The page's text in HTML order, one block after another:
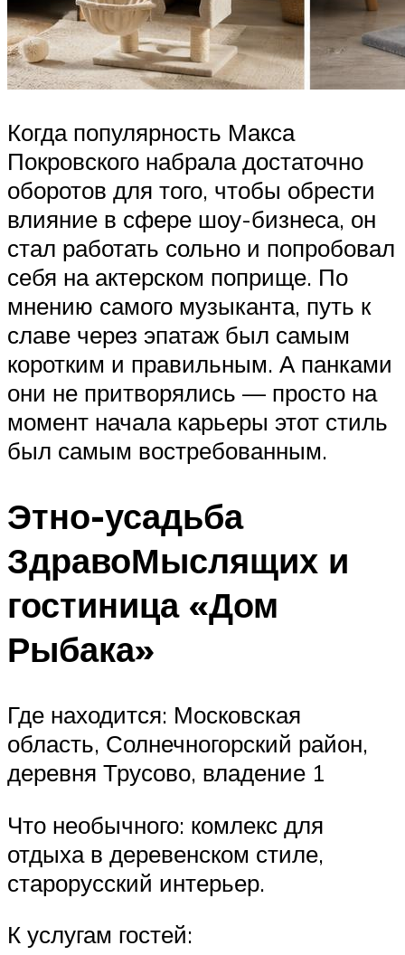
Когда популярность Макса
Покровского набрала достаточно
оборотов для того, чтобы обрести
влияние в сфере шоу-бизнеса, он
стал работать сольно и попробовал
себя на актерском поприще. По
мнению самого музыканта, путь к
славе через эпатаж был самым
коротким и правильным. А панками
они не притворялись — просто на
момент начала карьеры этот стиль
был самым востребованным.
Этно-усадьба
ЗдравоМыслящих и
гостиница «Дом
Рыбака»
Где находится: Московская
область, Солнечногорский район,
деревня Трусово, владение 1
Что необычного: комлекс для
отдыха в деревенском стиле,
старорусский интерьер.
К услугам гостей: